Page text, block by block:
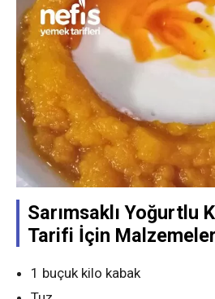
Sarımsaklı Yoğurtlu
Tarifi İçin Malzemeler
1 buçuk kilo kabak